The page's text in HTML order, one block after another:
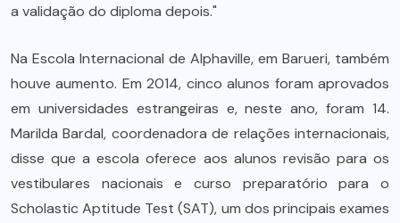
a validação do diploma depois."
Na Escola Internacional de Alphaville, em Barueri, também
houve aumento. Em 2014, cinco alunos foram aprovados
em universidades estrangeiras e, neste ano, foram 14.
Marilda Bardal, coordenadora de relações internacionais,
disse que a escola oferece aos alunos revisão para os
vestibulares nacionais e curso preparatório para o
Scholastic Aptitude Test (SAT), um dos principais exames